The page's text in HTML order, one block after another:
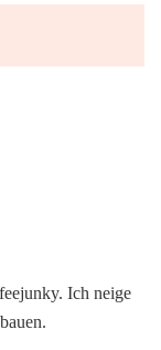
Ich neige